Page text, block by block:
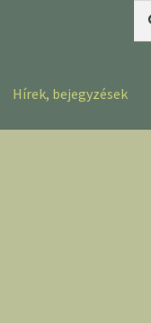
Hírek, bejegyzések